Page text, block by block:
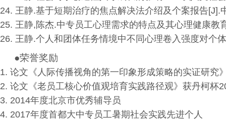
24. 王静.基于短期治疗的焦点解决法介绍及个案报告[J].
25. 王静, 陈杰.中专员工心理需求的特点及其心理健康教
26. 王静.个人和团体任务情境中不同心理卷入强度对个
●荣誉奖励
1. 论文《人际传播视角的第一印象形成策略的实证研究
2. 论文《老员工核心价值观培育实践路径观》获丹柯杯
3. 2014年度北京市优秀辅导员
4. 2017年度首都大中专员工暑期社会实践先进个人